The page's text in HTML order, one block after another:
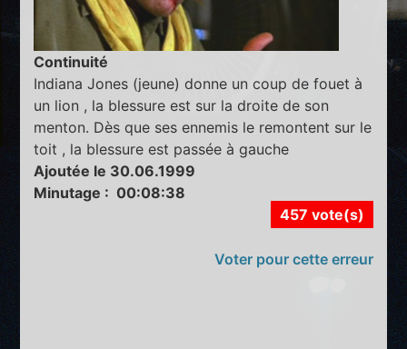
Continuité
Indiana Jones (jeune) donne un coup de fouet à
un lion , la blessure est sur la droite de son
menton. Dès que ses ennemis le remontent sur le
toit , la blessure est passée à gauche
Ajoutée le 30.06.1999
Minutage : 00:08:38
457 vote(s)
Voter pour cette erreur